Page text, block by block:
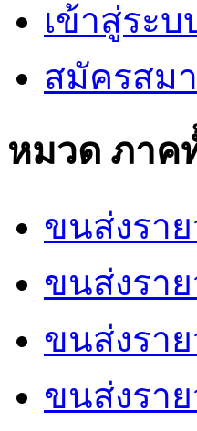
เข้าสู่ระบ
สมัครสม
หมวด ภาค
ขนส่งรา
ขนส่งรา
ขนส่งรา
ขนส่งรา